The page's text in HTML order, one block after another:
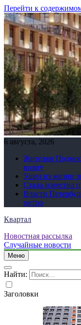
Перейти к
6 августа, 2026
Жителям
волну
Ушел из жизни
Стала известна
Власти
метро
Квартал
Новостная рассылка
Случайные новости
Меню
Найти:
Заголовки